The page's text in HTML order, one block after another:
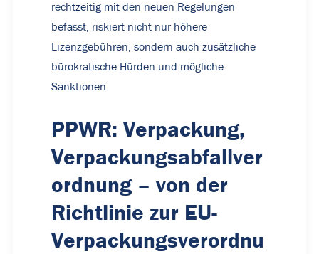
rechtzeitig mit den neuen Regelungen
befasst, riskiert nicht nur höhere
Lizenzgebühren, sondern auch zusätzliche
bürokratische Hürden und mögliche
Sanktionen.
PPWR: Verpackung,
Verpackungsabfallver
ordnung – von der
Richtlinie zur EU-
Verpackungsverordnu